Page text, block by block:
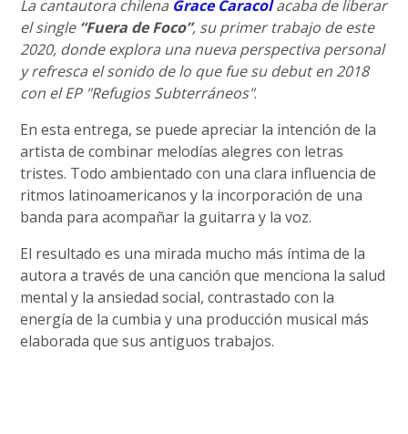
La cantautora chilena Grace Caracolacaba de liberar
el single “Fuera de Foco”, su primer trabajo de este
2020, donde explora una nueva perspectiva personal
y refresca el sonido de lo que fue su debut en 2018
con el EP "Refugios Subterráneos".
En esta entrega, se puede apreciar la intención de la
artista de combinar melodías alegres con letras
tristes. Todo ambientado con una clara influencia de
ritmos latinoamericanos y la incorporación de una
banda para acompañar la guitarra y la voz.
El resultado es una mirada mucho más íntima de la
autora a través de una canción que menciona la salud
mental y la ansiedad social, contrastado con la
energía de la cumbia y una producción musical más
elaborada que sus antiguos trabajos.